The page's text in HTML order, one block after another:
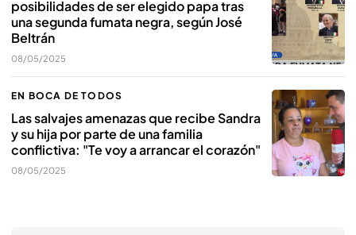
posibilidades de ser elegido papa tras
una segunda fumata negra, según José
Beltrán
08/05/2025
EN BOCA DE TODOS
Las salvajes amenazas que recibe Sandra
y su hija por parte de una familia
conflictiva: "Te voy a arrancar el corazón"
08/05/2025